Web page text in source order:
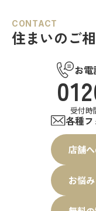
CONTACT
住まいのご
お
受付時
各種フ
店舗
お悩